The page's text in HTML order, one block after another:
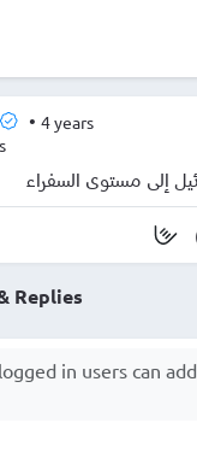
• 4 years
إلى مستوى السفراء
Replies